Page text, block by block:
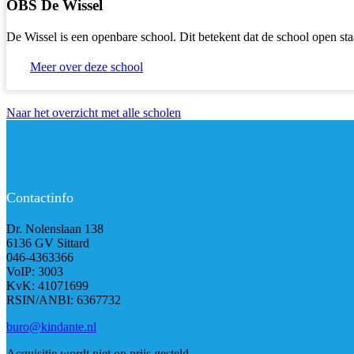
OBS De Wissel
De Wissel is een openbare school. Dit betekent dat de school open
Meer over deze school
Naar het overzicht met alle scholen
Contactinfo
Dr. Nolenslaan 138
6136 GV Sittard
046-4363366
VoIP: 3003
KvK: 41071699
RSIN/ANBI: 6367732
buro@kindante.nl